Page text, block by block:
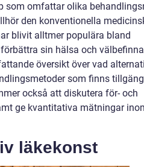
som omfattar olika
den konventionella
blivit alltmer populära bland
sin hälsa och
översikt över vad
som finns
också att diskutera för- och
ge kvantitativa mätningar
läkekonst